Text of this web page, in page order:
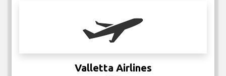
Valletta Airlines